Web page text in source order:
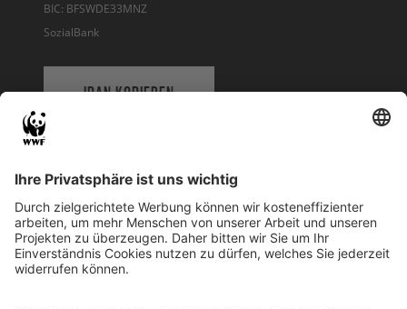
BIC: BFSWDE33MNZ
SozialBank
IBAN KOPIEREN
WWF Deutschland
Reinhardtstr. 18
10117 Berlin